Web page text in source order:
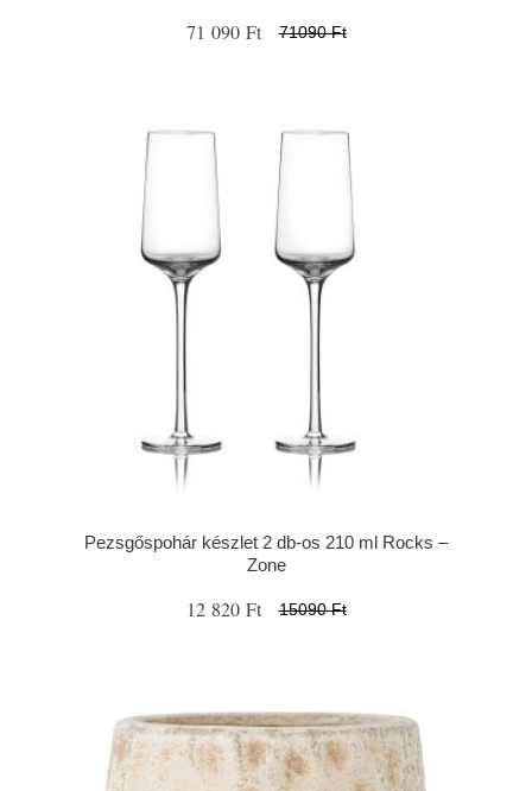
71 090 Ft 71090 Ft
Pezsgőspohár készlet 2 db-os 210 ml Rocks –
Zone
12 820 Ft 15090 Ft